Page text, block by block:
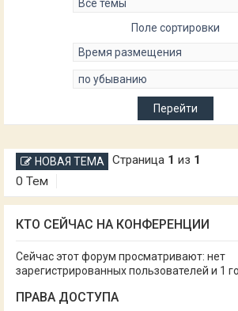
Поле сортировки
НОВАЯ ТЕМА
0 Тем
Страница 1 из 1
КТО СЕЙЧАС НА КОНФЕРЕНЦИИ
Сейчас этот форум просматривают: нет
зарегистрированных пользователей и 1
ПРАВА ДОСТУПА